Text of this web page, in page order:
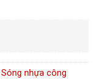
Sóng nhựa công